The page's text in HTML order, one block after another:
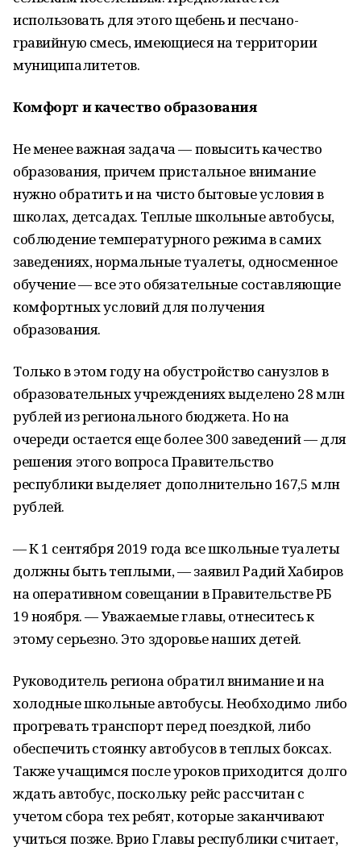
использовать для этого щебень и песчано-
гравийную смесь, имеющиеся на территории
муниципалитетов.
Комфорт и качество образования
Не менее важная задача — повысить качество
образования, причем пристальное внимание
нужно обратить и на чисто бытовые условия в
школах, детсадах. Теплые школьные автобусы,
соблюдение температурного режима в самих
заведениях, нормальные туалеты, односменное
обучение — все это обязательные составляющие
комфортных условий для получения
образования.
Только в этом году на обустройство санузлов в
образовательных учреждениях выделено 28 млн
рублей из регионального бюджета. Но на
очереди остается еще более 300 заведений — для
решения этого вопроса Правительство
республики выделяет дополнительно 167,5 млн
рублей.
— К 1 сентября 2019 года все школьные туалеты
должны быть теплыми, — заявил Радий Хабиров
на оперативном совещании в Правительстве РБ
19 ноября. — Уважаемые главы, отнеситесь к
этому серьезно. Это здоровье наших детей.
Руководитель региона обратил внимание и на
холодные школьные автобусы. Необходимо либо
прогревать транспорт перед поездкой, либо
обеспечить стоянку автобусов в теплых боксах.
Также учащимся после уроков приходится долго
ждать автобус, поскольку рейс рассчитан с
учетом сбора тех ребят, которые заканчивают
учиться позже. Врио Главы республики считает,